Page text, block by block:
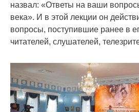
назвал: «Ответы на ваши
века». И в этой лекции он
вопросы, поступившие ранее в
читателей, слушателей,